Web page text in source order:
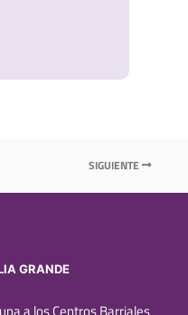
SIGUIENTE
GRANDE